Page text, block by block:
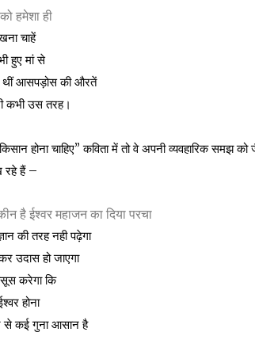
हमेशा ही
चाहें
हुए मां से
आसपड़ोस की औरतें
कभी उस तरह।
होना चाहिए” कविता में तो वे अपनी व्यवहारिक
रहे हैं –
है ईश्वर महाजन का दिया परचा
की तरह नही पढ़ेगा
उदास हो जाएगा
करेगा कि
होना
से कई गुना आसान है